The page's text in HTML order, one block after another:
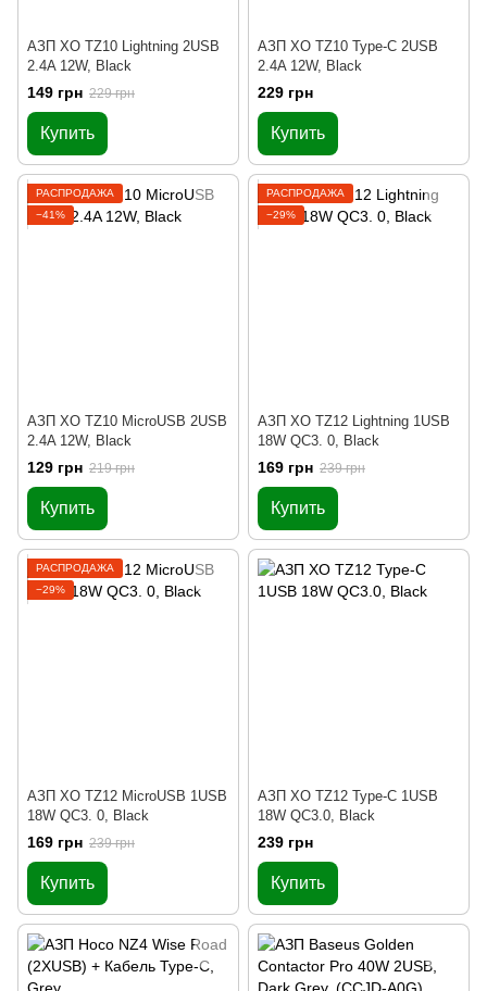
АЗП XO TZ10 Lightning 2USB
2.4A 12W, Black
149 грн 229 грн
Купить
АЗП XO TZ10 Type-C 2USB
2.4A 12W, Black
229 грн
Купить
РАСПРОДАЖА
−41%
АЗП XO TZ10 MicroUSB 2USB
2.4A 12W, Black
129 грн 219 грн
Купить
РАСПРОДАЖА
−29%
АЗП XO TZ12 Lightning 1USB
18W QC3. 0, Black
169 грн 239 грн
Купить
РАСПРОДАЖА
−29%
АЗП XO TZ12 MicroUSB 1USB
18W QC3. 0, Black
169 грн 239 грн
Купить
АЗП XO TZ12 Type-C 1USB
18W QC3.0, Black
239 грн
Купить